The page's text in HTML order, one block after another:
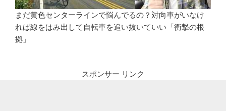
まだ黄色センターラインで悩んでるの？対向車がいなけ
れば線をはみ出して自転車を追い抜いていい「衝撃の根
拠」
スポンサー リンク